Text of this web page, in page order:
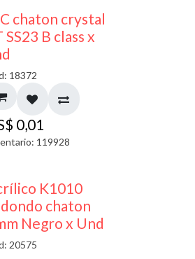
chaton crystal
SS23 B class x
18372
0,01
119928
50% DESCUENTO
K1010
chaton
Negro x Und
20575